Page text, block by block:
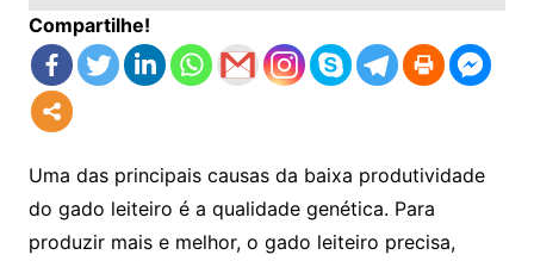
Compartilhe!
Uma das principais causas da baixa produtividade
do gado leiteiro é a qualidade genética. Para
produzir mais e melhor, o gado leiteiro precisa,